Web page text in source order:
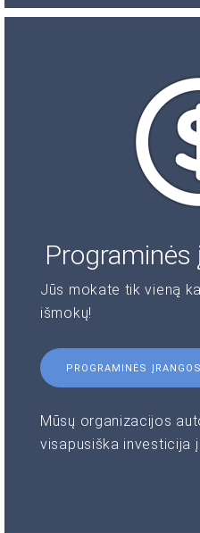
Programinės
Jūs mokate tik vieną
išmokų!
PROGRAMINĖS
Mūsų organizacijos
visapusiška investicija